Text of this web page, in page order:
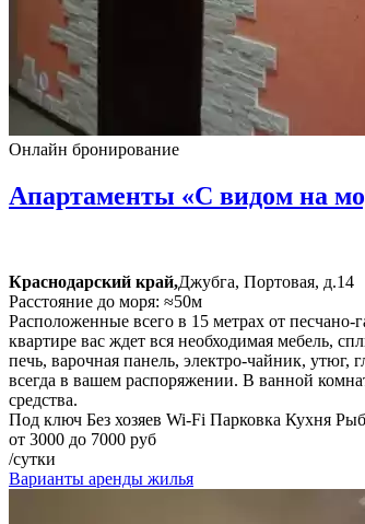
Онлайн бронирование
Апартаменты «С видом на
Краснодарский край,Джубга, Портовая, д.14
Расстояние до моря: ≈50м
Расположенные всего в 15 метрах от
квартире вас ждет вся необходимая мебель,
печь, варочная панель, электро-чайник,
всегда в вашем распоряжении. В ванной
средства.
Под ключ Без хозяев Wi-Fi Парковка Кухня
от 3000 до 7000 руб
/сутки
Варианты аренды жилья